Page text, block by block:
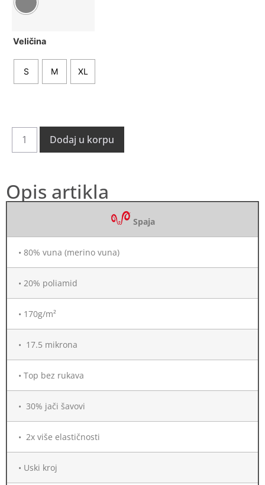
Veličina
S M XL
Dodaj u korpu
Opis artikla
Spaja
• 80% vuna (merino vuna)
• 20% poliamid
• 170g/m²
• 17.5 mikrona
• Top bez rukava
• 30% jači šavovi
• 2x više elastičnosti
• Uski kroj